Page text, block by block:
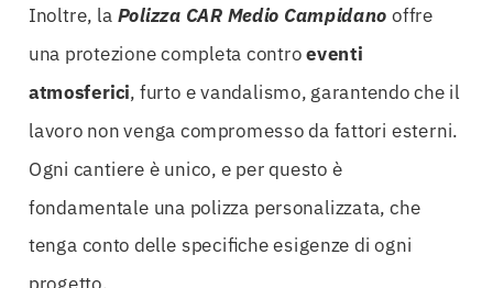
Inoltre, la Polizza CAR Medio Campidano offre
una protezione completa controeventi
atmosferici, furto e vandalismo, garantendo che il
lavoro non venga compromesso da fattori esterni.
Ogni cantiere è unico, e per questo è
fondamentale una polizza personalizzata, che
tenga conto delle specifiche esigenze di ogni